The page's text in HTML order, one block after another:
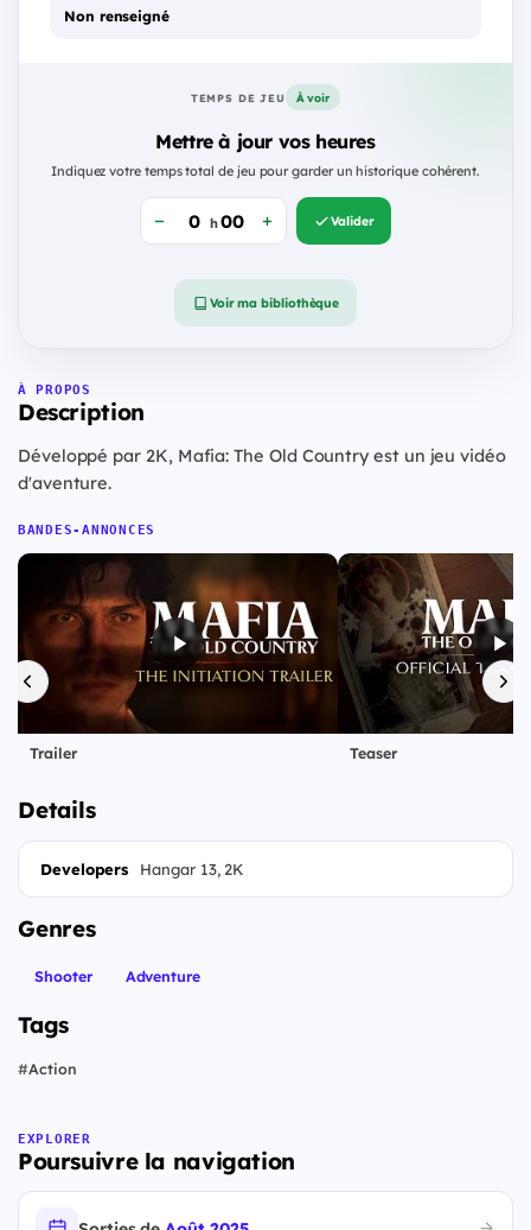
Non renseigné
TEMPS DE JEU À voir
Mettre à jour vos heures
Indiquez votre temps total de jeu pour garder un historique cohérent.
h Valider
Voir ma bibliothèque
À PROPOS
Description
Développé par 2K, Mafia: The Old Country est un jeu vidéo
d'aventure.
BANDES-ANNONCES
Trailer Teaser
Details
Developers Hangar 13, 2K
Genres
Shooter Adventure
Tags
#Action
EXPLORER
Poursuivre la navigation